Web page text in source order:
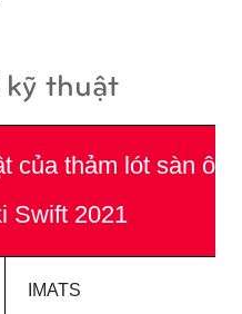
thuật
của thảm lót sàn ô tô
Swift 2021
IMATS